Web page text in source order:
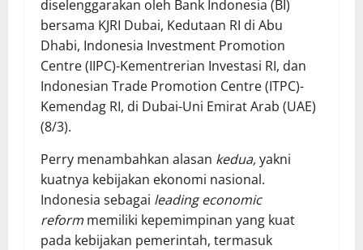
diselenggarakan oleh Bank Indonesia (BI)
bersama KJRI Dubai, Kedutaan RI di Abu
Dhabi, Indonesia Investment Promotion
Centre (IIPC)-Kementrerian Investasi RI, dan
Indonesian Trade Promotion Centre (ITPC)-
Kemendag RI, di Dubai-Uni Emirat Arab (UAE)
(8/3).
Perry menambahkan alasan kedua,yakni
kuatnya kebijakan ekonomi nasional.
Indonesia sebagai leading economic
reform memiliki kepemimpinan yang kuat
pada kebijakan pemerintah, termasuk